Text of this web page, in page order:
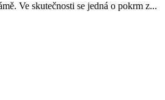
Ve skutečnosti se jedná o pokrm z...